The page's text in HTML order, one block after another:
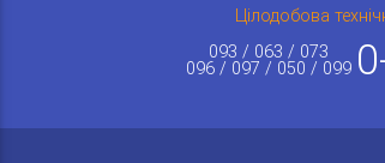
Цілодобова
093 / 063 / 073
096 / 097 / 050 / 099